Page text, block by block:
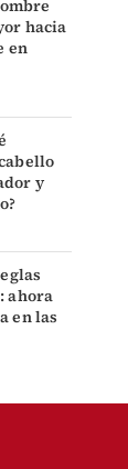
hacia
en
y
ahora
en las